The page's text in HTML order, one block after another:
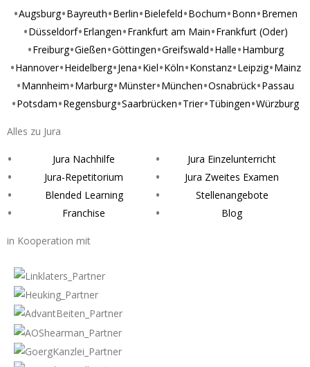
Augsburg Bayreuth Berlin Bielefeld Bochum Bonn Bremen
Düsseldorf Erlangen Frankfurt am Main Frankfurt (Oder)
Freiburg Gießen Göttingen Greifswald Halle Hamburg
Hannover Heidelberg Jena Kiel Köln Konstanz Leipzig Mainz
Mannheim Marburg Münster München Osnabrück Passau
Potsdam Regensburg Saarbrücken Trier Tübingen Würzburg
Alles zu Jura
Jura Nachhilfe
Jura Einzelunterricht
Jura-Repetitorium
Jura Zweites Examen
Blended Learning
Stellenangebote
Franchise
Blog
in Kooperation mit